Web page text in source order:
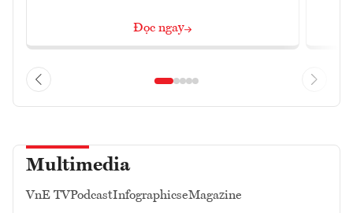
Đọc ngay
Multimedia
VnE TVPodcastInfographicseMagazine